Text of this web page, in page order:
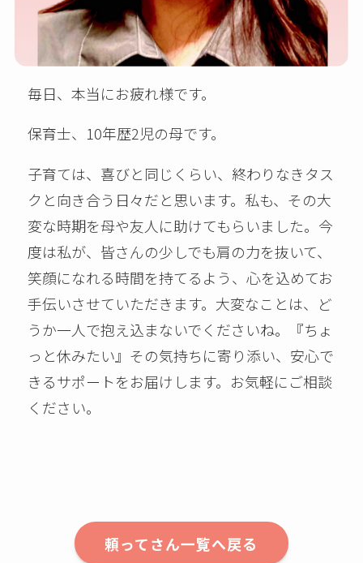
毎日、本当にお疲れ様です。
保育士、10年歴2児の母です。
子育ては、喜びと同じくらい、終わりなきタス
クと向き合う日々だと思います。私も、その大
変な時期を母や友人に助けてもらいました。今
度は私が、皆さんの少しでも肩の力を抜いて、
笑顔になれる時間を持てるよう、心を込めてお
手伝いさせていただきます。大変なことは、ど
うか一人で抱え込まないでくださいね。『ちょ
っと休みたい』その気持ちに寄り添い、安心で
きるサポートをお届けします。お気軽にご相談
ください。
頼ってさん一覧へ戻る